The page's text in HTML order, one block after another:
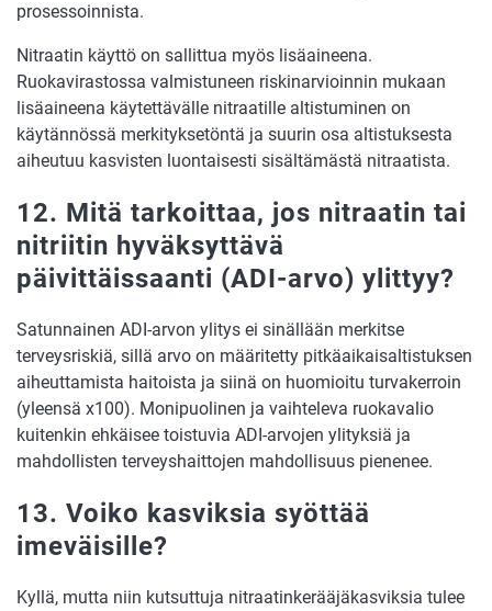
prosessoinnista.
Nitraatin käyttö on sallittua myös lisäaineena.
Ruokavirastossa valmistuneen riskinarvioinnin mukaan
lisäaineena käytettävälle nitraatille altistuminen on
käytännössä merkityksetöntä ja suurin osa altistuksesta
aiheutuu kasvisten luontaisesti sisältämästä nitraatista.
12. Mitä tarkoittaa, jos nitraatin tai
nitriitin hyväksyttävä
päivittäissaanti (ADI-arvo) ylittyy?
Satunnainen ADI-arvon ylitys ei sinällään merkitse
terveysriskiä, sillä arvo on määritetty pitkäaikaisaltistuksen
aiheuttamista haitoista ja siinä on huomioitu turvakerroin
(yleensä x100). Monipuolinen ja vaihteleva ruokavalio
kuitenkin ehkäisee toistuvia ADI-arvojen ylityksiä ja
mahdollisten terveyshaittojen mahdollisuus pienenee.
13. Voiko kasviksia syöttää
imeväisille?
Kyllä, mutta niin kutsuttuja nitraatinkerääjäkasviksia tulee